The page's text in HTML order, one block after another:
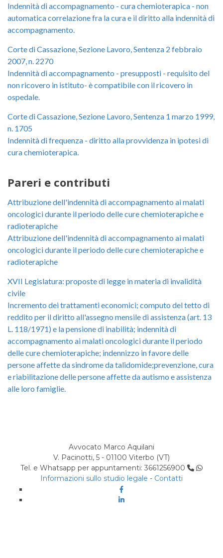
Indennità di accompagnamento - cura chemioterapica - non
automatica correlazione fra la cura e il diritto alla indennità di
accompagnamento.
Corte di Cassazione, Sezione Lavoro, Sentenza 2 febbraio
2007, n. 2270
Indennità di accompagnamento - presupposti - requisito del
non ricovero in istituto- è compatibile con il ricovero in
ospedale.
Corte di Cassazione, Sezione Lavoro, Sentenza 1 marzo 1999,
n. 1705
Indennità di frequenza - diritto alla provvidenza in ipotesi di
cura chemioterapica.
Pareri e contributi
Attribuzione dell'indennità di accompagnamento ai malati
oncologici durante il periodo delle cure chemioterapiche e
radioterapiche
Attribuzione dell'indennità di accompagnamento ai malati
oncologici durante il periodo delle cure chemioterapiche e
radioterapiche
XVII Legislatura: proposte di legge in materia di invalidità
civile
Incremento dei trattamenti economici; computo del tetto di
reddito per il diritto all'assegno mensile di assistenza (art. 13
L. 118/1971) e la pensione di inabilità; indennità di
accompagnamento ai malati oncologici durante il periodo
delle cure chemioterapiche; indennizzo in favore delle
persone affette da sindrome da talidomide;prevenzione, cura
e riabilitazione delle persone affette da autismo e assistenza
alle loro famiglie.
Avvocato Marco Aquilani
V. Pacinotti, 5 - 01100 Viterbo (VT)
Tel. e Whatsapp per appuntamenti: 3661256900
Informazioni sullo studio legale - Contatti
Facebook
Linkedin